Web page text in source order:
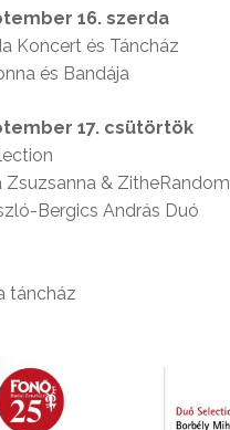
16. szerda
Koncert és Táncház
és Bandája
17. csütörtök
Zsuzsanna & ZitheRandom
Bergics András Duó
táncház